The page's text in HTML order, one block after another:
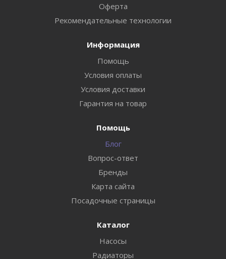
Оферта
Рекомендательные технологии
Информация
Помощь
Условия оплаты
Условия доставки
Гарантия на товар
Помощь
Блог
Вопрос-ответ
Бренды
Карта сайта
Посадочные страницы
Каталог
Насосы
Радиаторы